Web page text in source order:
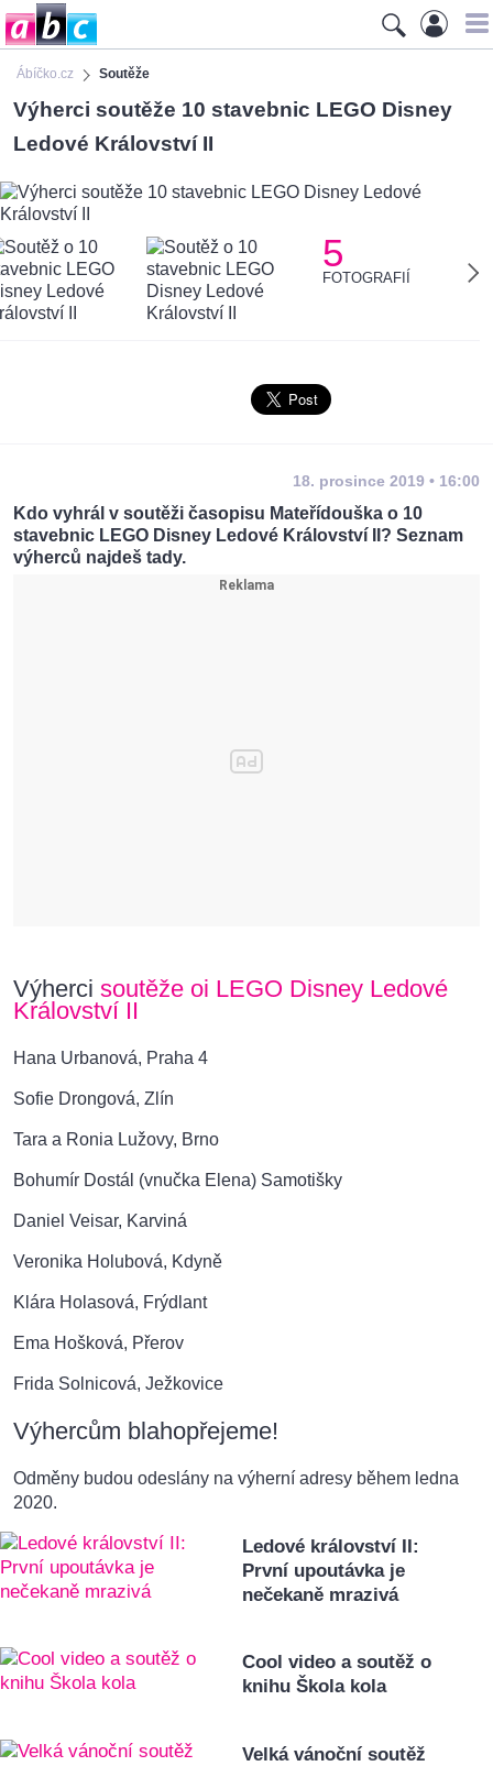
Ábíčko.cz Soutěže
Výherci soutěže 10 stavebnic LEGO Disney
Ledové Království II
5
FOTOGRAFIÍ
18. prosince 2019 • 16:00
Kdo vyhrál v soutěži časopisu Mateřídouška o 10
stavebnic LEGO Disney Ledové Království II? Seznam
výherců najdeš tady.
Výherci soutěže oi LEGO Disney Ledové
Království II
Hana Urbanová, Praha 4
Sofie Drongová, Zlín
Tara a Ronia Lužovy, Brno
Bohumír Dostál (vnučka Elena) Samotišky
Daniel Veisar, Karviná
Veronika Holubová, Kdyně
Klára Holasová, Frýdlant
Ema Hošková, Přerov
Frida Solnicová, Ježkovice
Výhercům blahopřejeme!
Odměny budou odeslány na výherní adresy během ledna
2020.
Ledové království II:
První upoutávka je
nečekaně mrazivá
Cool video a soutěž o
knihu Škola kola
Velká vánoční soutěž